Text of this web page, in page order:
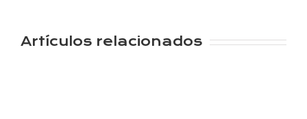
Artículos relacionados